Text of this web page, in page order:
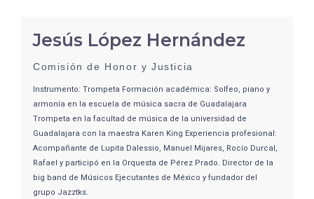
Jesús López Hernández
Comisión de Honor y Justicia
Instrumento: Trompeta Formación académica: Solfeo, piano y
armonía en la escuela de música sacra de Guadalajara
Trompeta en la facultad de música de la universidad de
Guadalajara con la maestra Karen King Experiencia profesional:
Acompañante de Lupita Dalessio, Manuel Mijares, Rocío Durcal,
Rafael y participó en la Orquesta de Pérez Prado. Director de la
big band de Músicos Ejecutantes de México y fundador del
grupo Jazztks.